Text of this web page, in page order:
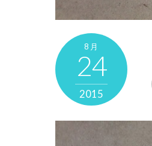
8月
24
2015